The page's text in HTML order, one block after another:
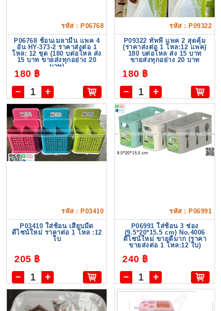
รหัส : P06768
P06768 ช้อนเมลามีน แพค 4
อัน HY-373-2 ราคาส่งต่อ 1
โหล: 12 ชุด (180 บต่อโหล ส่ง
15 บาท ขายส่งทุกอย่าง 20
บาท)
180 ฿
รหัส : P09322
P09322 ทัพพี แพค 2 สุดคุ้ม
(ราคาส่งต่อ 1 โหล:12 แพค)
180 บต่อโหล ส่ง 15 บาท
ขายส่งทุกอย่าง 20 บาท
180 ฿
รหัส : P03410
P03410 ใส่ช้อน เสียบมีด
ดีไซน์ใหม่ ราคาต่อ 1 โหล :12
ใบ
205 ฿
รหัส : P06991
P06991 ใส่ช้อน 3 ช่อง
(9.5*20*15.5 cm) No.4006
ดีไซน์ใหม่ ขายดีมาก (ราคา
ขายส่งต่อ 1 โหล:12 ใบ)
240 ฿